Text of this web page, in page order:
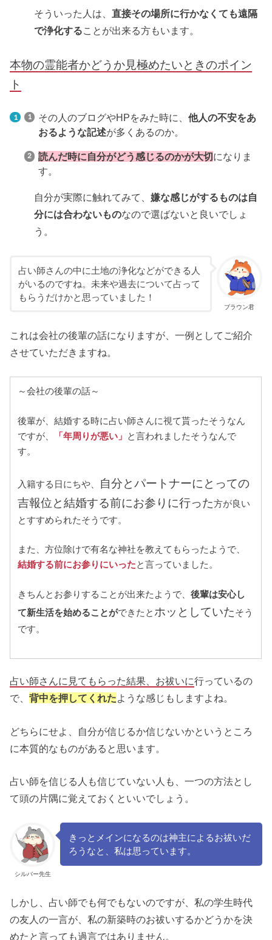
そういった人は、直接その場所に行かなくても遠隔
で浄化することが出来る方もいます。
本物の霊能者かどうか見極めたいときのポイン
ト
その人のブログやHPをみた時に、 他人の不安をあ
おるような記述が多くあるのか。
読んだ時に自分がどう感じるのかが大切 になりま
す。
自分が実際に触れてみて、嫌な感じがするものは自
分には合わないものなので選ばないと良いでしょ
う。
ブラウン君
占い師さんの中に土地の浄化などができる人
がいるのですね。未来や過去について占って
もらうだけかと思っていました！
これは会社の後輩の話になりますが、一例としてご紹介
させていただきますね。
～会社の後輩の話～
後輩が、結婚する時に占い師さんに視て貰ったそうなん
ですが、
「年周りが悪い」
と言われましたそうなんで
す。
入籍する日にちや、
自分とパートナーにとっての
吉報位と結婚する前にお参りに行った方が良い
とすすめられたそうです。
また、方位除けで有名な神社を教えてもらったようで、
結婚する前にお参りにいったと言っていました。
きちんとお参りすることが出来たようで、後輩は安心し
て新生活を始めることができたと ホッとしていたそう
です。
占い師さんに見てもらった結果、お祓いに行っているの
で、背中を押してくれたような感じもしますよね。
どちらにせよ、自分が信じるか信じないかというところ
に本質的なものがあると思います。
占い師を信じる人も信じていない人も、一つの方法とし
て頭の片隅に覚えておくといいでしょう。
シルバー先生
きっとメインになるのは神主によるお祓いだ
ろうなと、私は思っています。
しかし、占い師でも何でもないのですが、私の学生時代
の友人の一言が、私の新築時のお祓いするかどうかを決
めたと言っても過言ではありません。